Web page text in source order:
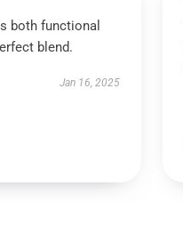
both functional
blend.
Jan 16, 2025